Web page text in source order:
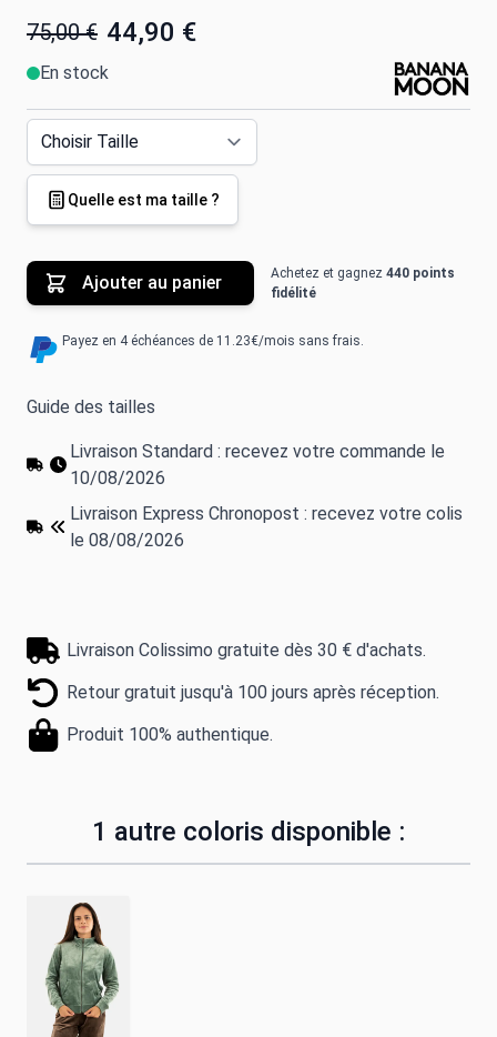
75,00 € 44,90 €
En stock
Quelle est ma taille ?
Ajouter au panier Achetez et gagnez 440 points
fidélité
Payez en 4 échéances de 11.23€/mois sans frais.
Guide des tailles
Livraison Standard : recevez votre commande le
10/08/2026
Livraison Express Chronopost : recevez votre colis
le 08/08/2026
Livraison Colissimo gratuite dès 30 € d'achats.
Retour gratuit jusqu'à 100 jours après réception.
Produit 100% authentique.
1 autre coloris disponible :